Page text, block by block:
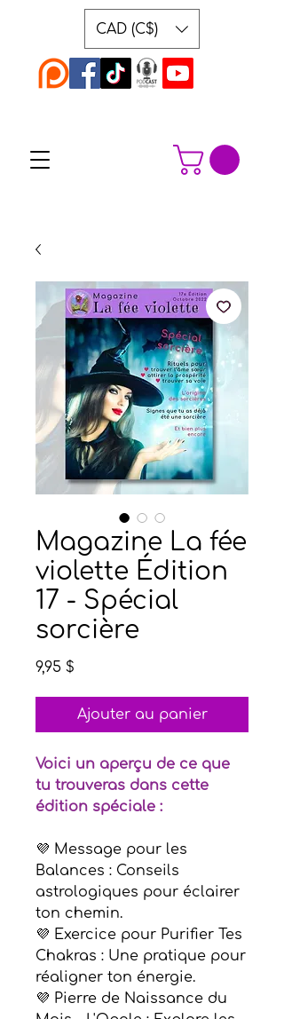
CAD (C$)
Magazine La fée
violette Édition
17 - Spécial
sorcière
9,95 $
Ajouter au panier
Voici un aperçu de ce que
tu trouveras dans cette
édition spéciale :
💜 Message pour les
Balances : Conseils
astrologiques pour éclairer
ton chemin.
💜 Exercice pour Purifier Tes
Chakras : Une pratique pour
réaligner ton énergie.
💜 Pierre de Naissance du